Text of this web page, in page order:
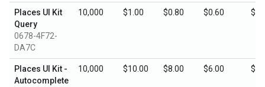
Places UI Kit
Query
0678-4F72-
DA7C
10,000 $1.00 $0.80 $0.60
Places UI Kit -
Autocomplete
10,000 $10.00 $8.00 $6.00